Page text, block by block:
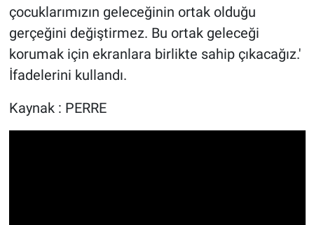
çocuklarımızın geleceğinin ortak olduğu
gerçeğini değiştirmez. Bu ortak geleceği
korumak için ekranlara birlikte sahip çıkacağız.'
İfadelerini kullandı.
Kaynak : PERRE